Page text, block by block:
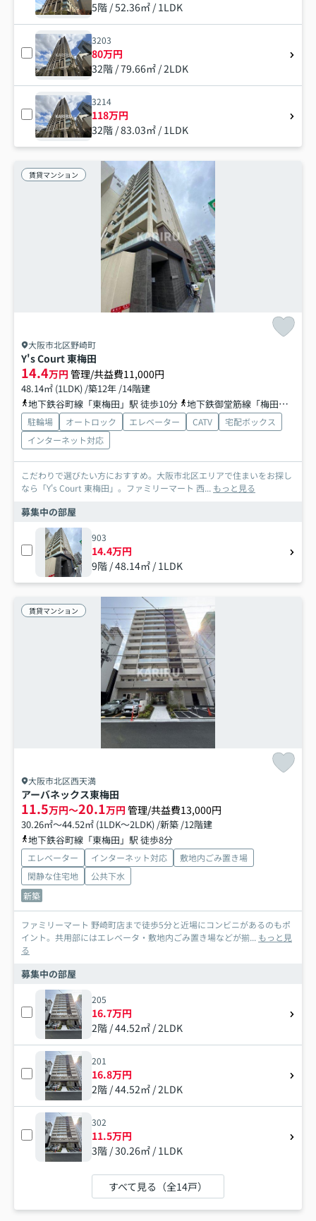
5階 / 52.36㎡ / 1LDK
3203
80万円
32階 / 79.66㎡ / 2LDK
3214
118万円
32階 / 83.03㎡ / 1LDK
賃貸マンション
大阪市北区野崎町
Y's Court 東梅田
14.4万円 管理/共益費11,000円
48.14㎡ (1LDK) /築12年 /14階建
地下鉄谷町線「東梅田」駅 徒歩10分
地下鉄御堂筋線「梅田」駅 徒歩13分
駐輪場 オートロック エレベーター CATV
宅配ボックス
インターネット対応
こだわりで選びたい方におすすめ。大阪市北区エリアで住まいをお探し
なら「Y's Court 東梅田」。ファミリーマート 西... もっと見る
募集中の部屋
903
14.4万円
9階 / 48.14㎡ / 1LDK
賃貸マンション
大阪市北区西天満
アーバネックス東梅田
11.5万円～20.1万円 管理/共益費13,000円
30.26㎡～44.52㎡ (1LDK～2LDK) /新築 /12階建
地下鉄谷町線「東梅田」駅 徒歩8分
エレベーター インターネット対応
敷地内ごみ置き場
閑静な住宅地
公共下水
新築
ファミリーマート 野崎町店まで徒歩5分と近場にコンビニがあるのもポ
イント。共用部にはエレベータ・敷地内ごみ置き場などが揃... もっと見
る
募集中の部屋
205
16.7万円
2階 / 44.52㎡ / 2LDK
201
16.8万円
2階 / 44.52㎡ / 2LDK
302
11.5万円
3階 / 30.26㎡ / 1LDK
すべて見る（全14戸）